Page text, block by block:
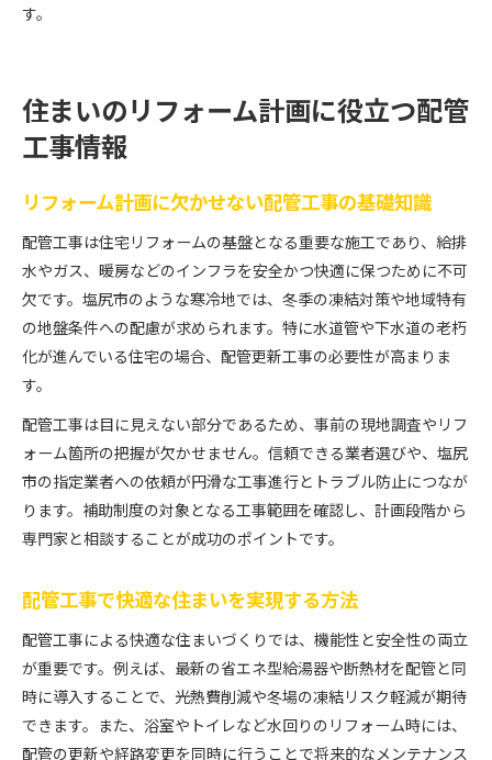
す。
住まいのリフォーム計画に役立つ配管
工事情報
リフォーム計画に欠かせない配管工事の基礎知識
配管工事は住宅リフォームの基盤となる重要な施工であり、給排
水やガス、暖房などのインフラを安全かつ快適に保つために不可
欠です。塩尻市のような寒冷地では、冬季の凍結対策や地域特有
の地盤条件への配慮が求められます。特に水道管や下水道の老朽
化が進んでいる住宅の場合、配管更新工事の必要性が高まりま
す。
配管工事は目に見えない部分であるため、事前の現地調査やリフ
ォーム箇所の把握が欠かせません。信頼できる業者選びや、塩尻
市の指定業者への依頼が円滑な工事進行とトラブル防止につなが
ります。補助制度の対象となる工事範囲を確認し、計画段階から
専門家と相談することが成功のポイントです。
配管工事で快適な住まいを実現する方法
配管工事による快適な住まいづくりでは、機能性と安全性の両立
が重要です。例えば、最新の省エネ型給湯器や断熱材を配管と同
時に導入することで、光熱費削減や冬場の凍結リスク軽減が期待
できます。また、浴室やトイレなど水回りのリフォーム時には、
配管の更新や経路変更を同時に行うことで将来的なメンテナンス